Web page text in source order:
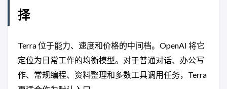
择
Terra 位于能力、速度和价格的中间档。OpenAI 将它
定位为日常工作的均衡模型。对于普通对话、办公写
作、常规编程、资料整理和多数工具调用任务，Terra